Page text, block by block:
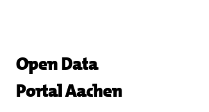
Open Data
Portal Aachen